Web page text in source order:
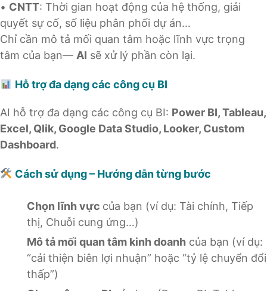
• CNTT: Thời gian hoạt động của hệ thống, giải
quyết sự cố, số liệu phân phối dự án…
Chỉ cần mô tả mối quan tâm hoặc lĩnh vực trọng
tâm của bạn— AI sẽ xử lý phần còn lại.
Hỗ trợ đa dạng các công cụ BI
AI hỗ trợ đa dạng các công cụ BI: Power BI, Tableau,
Excel, Qlik, Google Data Studio, Looker, Custom
Dashboard.
Cách sử dụng – Hướng dẫn từng bước
Chọn lĩnh vực của bạn (ví dụ: Tài chính, Tiếp
thị, Chuỗi cung ứng…)
Mô tả mối quan tâm kinh doanh của bạn (ví dụ:
“cải thiện biên lợi nhuận” hoặc “tỷ lệ chuyển đổi
thấp”)